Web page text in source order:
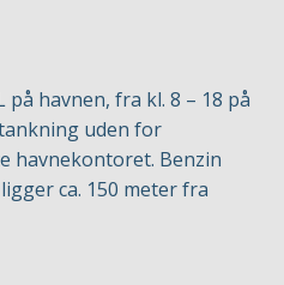
havnen, fra kl. 8 – 18 på
uden for
havnekontoret. Benzin
ca. 150 meter fra